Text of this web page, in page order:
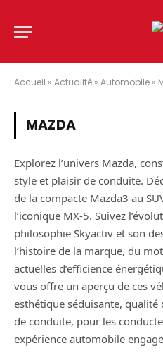
Accueil » Actualité » Automobile »
MAZDA
Explorez l’univers Mazda,
style et plaisir de conduite.
de la compacte Mazda3 au
l’iconique MX-5. Suivez
philosophie Skyactiv et son
l’histoire de la marque, du
actuelles d’efficience
vous offre un aperçu de ces
esthétique séduisante,
de conduite, pour les
expérience automobile